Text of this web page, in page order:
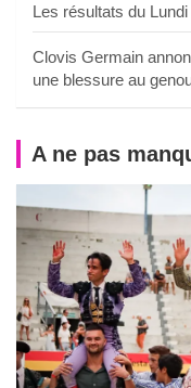
Les résultats du
Clovis Germain
une blessure au
A ne pas